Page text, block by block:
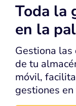
Toda la
en la
Gestiona
de tu
móvil,
gestiones